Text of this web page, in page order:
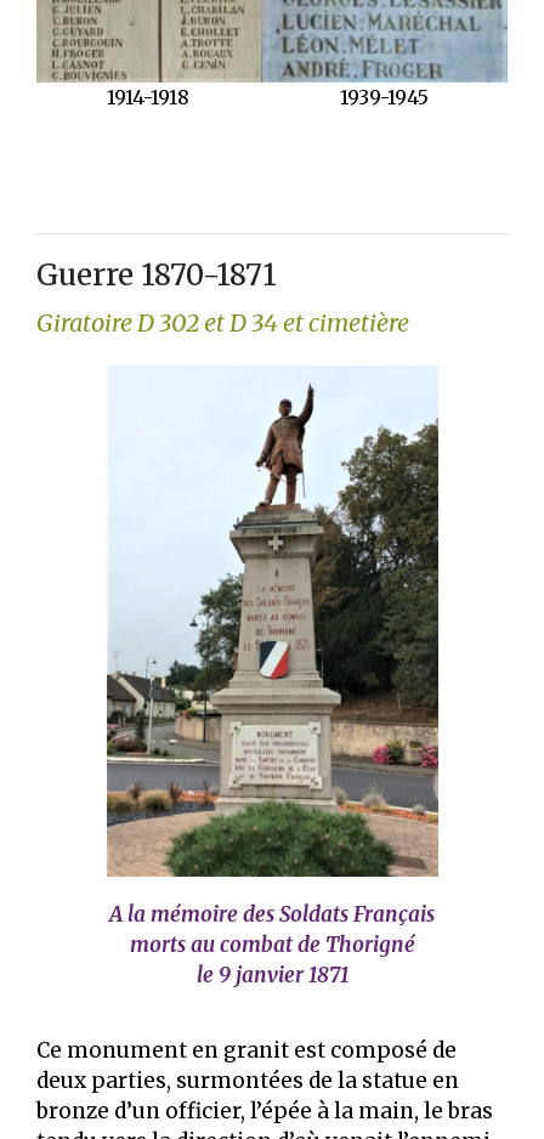
1914-1918 1939-1945
Guerre 1870-1871
Giratoire D 302 et D 34 et cimetière
A la mémoire des Soldats Français
morts au combat de Thorigné
le 9 janvier 1871
Ce monument en granit est composé de
deux parties, surmontées de la statue en
bronze d’un officier, l’épée à la main, le bras